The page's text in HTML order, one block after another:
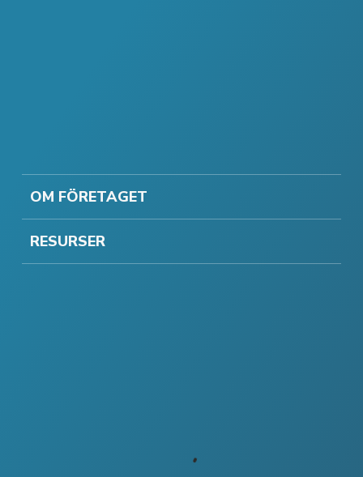
OM FÖRETAGET
RESURSER